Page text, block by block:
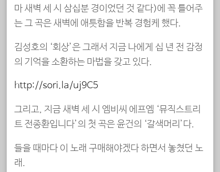
마 새벽 세 시 삼십분 경이었던 것 같다)에 꼭 틀어주
는 그 곡은 새벽에 애틋함을 반복 경험케 했다.
김성호의 ‘회상’은 그래서 지금 나에게 십 년 전 감정
의 기억을 소환하는 마법을 갖고 있다.
http://sori.la/uj9C5
그리고, 지금 새벽 세 시 엠비씨 에프엠 ‘뮤직스트리
트 전종환입니다’의 첫 곡은 윤건의 ‘갈색머리’다.
들을 때마다 이 노래 구매해야겠다 하면서 놓쳤던 노
래.